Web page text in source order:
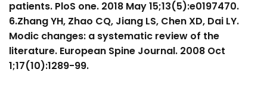
patients. PloS one. 2018 May 15;13(5):e0197470.
6.Zhang YH, Zhao CQ, Jiang LS, Chen XD, Dai LY.
Modic changes: a systematic review of the
literature. European Spine Journal. 2008 Oct
1;17(10):1289-99.